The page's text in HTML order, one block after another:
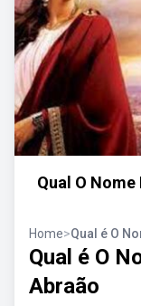
Qual O Nome
Home>Qual é O
Qual é O
Abraão